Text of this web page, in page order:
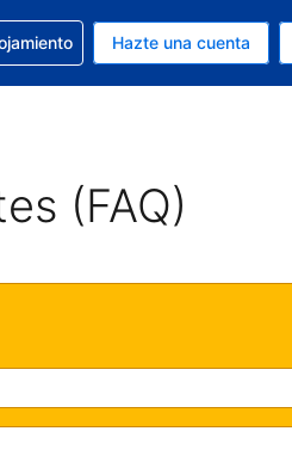
es EUR
Tu idioma actual es Español
la reservaHazte una cuenta
(FAQ)